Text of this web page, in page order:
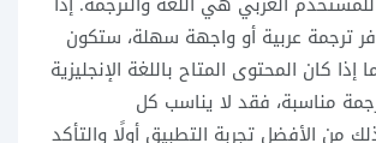
ترجمة عربية أو واجهة سهلة، ستكون
إذا كان المحتوى المتاح باللغة الإنجليزية
مناسبة، فقد لا يناسب كل
من الأفضل تجربة التطبيق أولًا والتأكد